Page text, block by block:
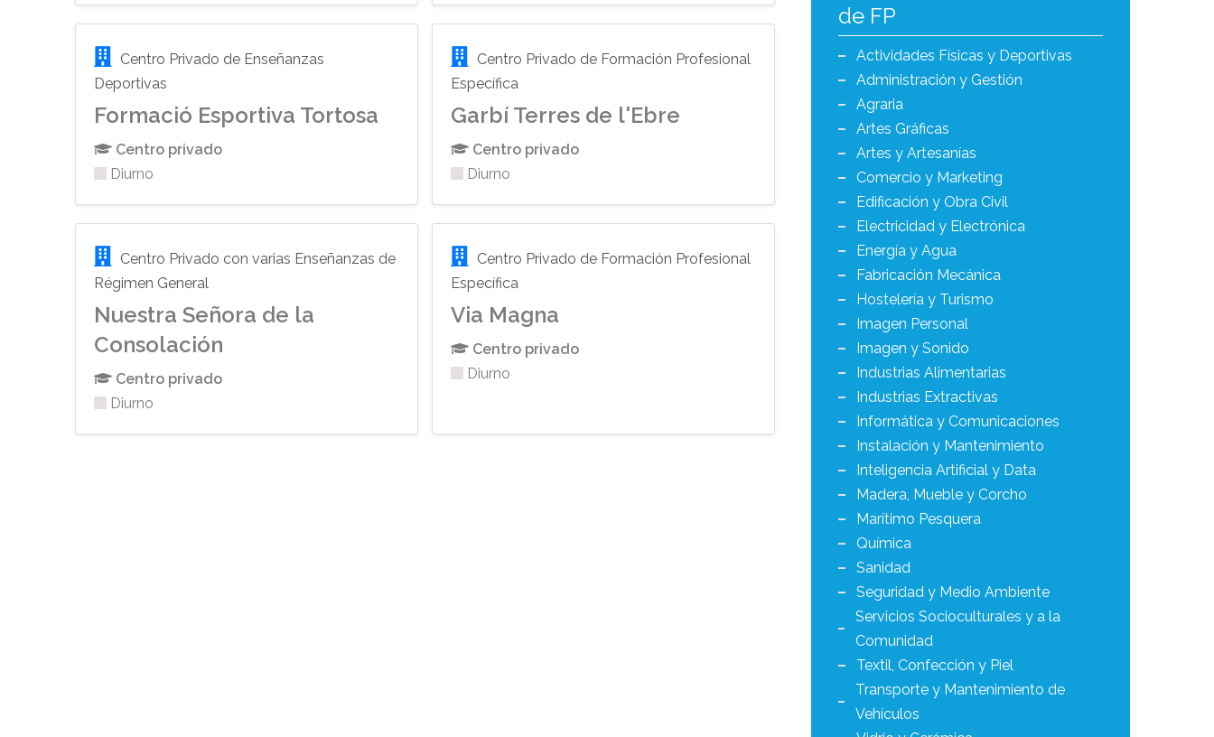
Centro Privado de Enseñanzas
Deportivas
Formació Esportiva Tortosa
Centro privado
Diurno
Centro Privado de Formación Profesional
Específica
Garbí Terres de l'Ebre
Centro privado
Diurno
Centro Privado con varias Enseñanzas de
Régimen General
Nuestra Señora de la
Consolación
Centro privado
Diurno
Centro Privado de Formación Profesional
Específica
Via Magna
Centro privado
Diurno
de FP
Actividades Físicas y Deportivas
Administración y Gestión
Agraria
Artes Gráficas
Artes y Artesanías
Comercio y Marketing
Edificación y Obra Civil
Electricidad y Electrónica
Energía y Agua
Fabricación Mecánica
Hostelería y Turismo
Imagen Personal
Imagen y Sonido
Industrias Alimentarias
Industrias Extractivas
Informática y Comunicaciones
Instalación y Mantenimiento
Inteligencia Artificial y Data
Madera, Mueble y Corcho
Marítimo Pesquera
Química
Sanidad
Seguridad y Medio Ambiente
Servicios Socioculturales y a la
Comunidad
Textil, Confección y Piel
Transporte y Mantenimiento de
Vehículos